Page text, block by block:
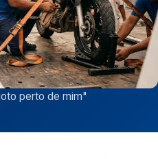
perto de mim"